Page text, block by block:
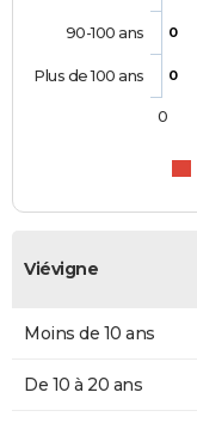
0
0
90-100 ans
Plus de 100 ans
0
Viévigne
Moins de 10 ans
De 10 à 20 ans